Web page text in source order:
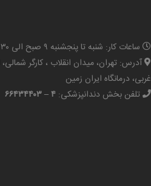
ساعات کار: شنبه تا پنجشنبه ۹ صبح الی ۱۹:۳۰ عصر
آدرس: تهران، میدان انقلاب ، کارگر
غربی، درمانگاه ایران زمین
تلفن بخش دندانپزشکی: ۴ – ۶۶۴۳۴۴۰۳